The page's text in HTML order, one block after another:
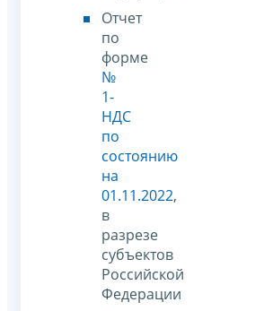
Отчет
по
форме
№
1-
НДС
по
состоянию
на
01.11.2022,
в
разрезе
субъектов
Российской
Федерации